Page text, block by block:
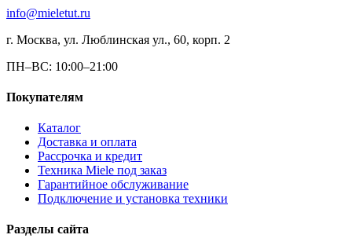
info@mieletut.ru
г. Москва, ул. Люблинская ул., 60, корп. 2
ПН–ВС: 10:00–21:00
Покупателям
Каталог
Доставка и оплата
Рассрочка и кредит
Техника Miele под заказ
Гарантийное обслуживание
Подключение и установка техники
Разделы сайта